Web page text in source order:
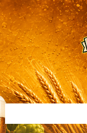
Skip
to
content
Skip
to
left
sidebar
Skip
to
right
sidebar
Skip
to
footer